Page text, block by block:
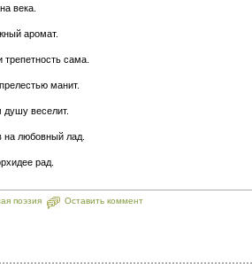
века.
аромат.
трепетность сама.
манит.
веселит.
на любовный лад.
рад.
поэзия Оставить коммент